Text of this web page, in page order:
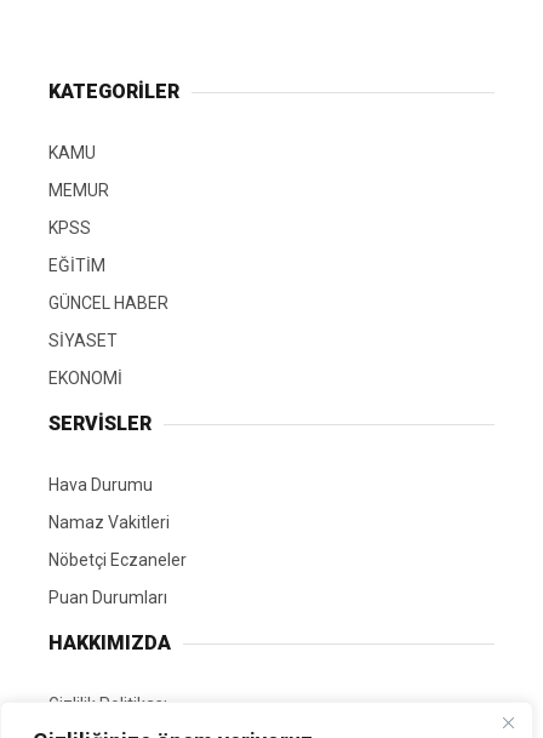
KATEGORİLER
KAMU
MEMUR
KPSS
EĞİTİM
GÜNCEL HABER
SİYASET
EKONOMİ
SERVİSLER
Hava Durumu
Namaz Vakitleri
Nöbetçi Eczaneler
Puan Durumları
HAKKIMIZDA
Gizlilik Politikası